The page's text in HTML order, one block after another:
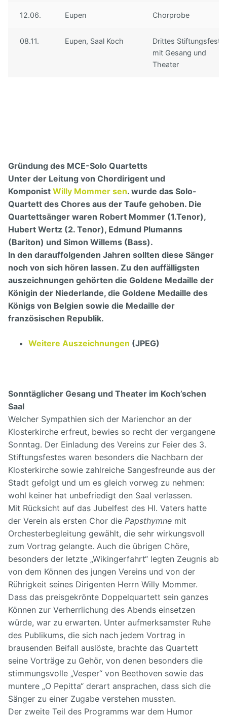
12.06. Eupen Chorprobe
08.11. Eupen, Saal Koch
Drittes Stiftungsfest
mit Gesang und
Theater
Gründung des MCE-Solo Quartetts
Unter der Leitung von Chordirigent und
Komponist Willy Mommer sen. wurde das Solo-
Quartett des Chores aus der Taufe gehoben. Die
Quartettsänger waren Robert Mommer (1.Tenor),
Hubert Wertz (2. Tenor), Edmund Plumanns
(Bariton) und Simon Willems (Bass).
In den darauffolgenden Jahren sollten diese Sänger
noch von sich hören lassen. Zu den auffälligsten
auszeichnungen gehörten die Goldene Medaille der
Königin der Niederlande, die Goldene Medaille des
Königs von Belgien sowie die Medaille der
französischen Republik.
Weitere Auszeichnungen (JPEG)
Sonntäglicher Gesang und Theater im Koch’schen
Saal
Welcher Sympathien sich der Marienchor an der
Klosterkirche erfreut, bewies so recht der vergangene
Sonntag. Der Einladung des Vereins zur Feier des 3.
Stiftungsfestes waren besonders die Nachbarn der
Klosterkirche sowie zahlreiche Sangesfreunde aus der
Stadt gefolgt und um es gleich vorweg zu nehmen:
wohl keiner hat unbefriedigt den Saal verlassen.
Mit Rücksicht auf das Jubelfest des Hl. Vaters hatte
der Verein als ersten Chor die Papsthymne mit
Orchesterbegleitung gewählt, die sehr wirkungsvoll
zum Vortrag gelangte. Auch die übrigen Chöre,
besonders der letzte „Wikingerfahrt“ legten Zeugnis ab
von dem Können des jungen Vereins und von der
Rührigkeit seines Dirigenten Herrn Willy Mommer.
Dass das preisgekrönte Doppelquartett sein ganzes
Können zur Verherrlichung des Abends einsetzen
würde, war zu erwarten. Unter aufmerksamster Ruhe
des Publikums, die sich nach jedem Vortrag in
brausenden Beifall auslöste, brachte das Quartett
seine Vorträge zu Gehör, von denen besonders die
stimmungsvolle „Vesper“ von Beethoven sowie das
muntere „O Pepitta“ derart ansprachen, dass sich die
Sänger zu einer Zugabe verstehen mussten.
Der zweite Teil des Programms war dem Humor